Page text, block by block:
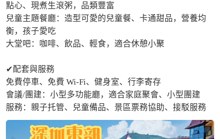
點心、現煮生滾粥，品類豐富
兒童主題餐廳：造型可愛的兒童餐、卡通甜品，營養均
衡，孩子愛吃
大堂吧：咖啡、飲品、輕食，適合休憩小聚
✔配套與服務
免費停車、免費 Wi-Fi、健身室、行李寄存
會議/團建：小型多功能廳，適合家庭聚會、小型團建
服務：親子托管、兒童備品、景區票務協助、接駁服務